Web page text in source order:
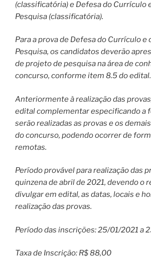
(classificatória) e Defesa do Currículo
Pesquisa (classificatória).
Para a prova de Defesa do Currículo e
Pesquisa, os candidatos deverão
de projeto de pesquisa na área de
concurso, conforme item 8.5 do edital.
Anteriormente à realização das
edital complementar especificando a
serão realizadas as provas e os
do concurso, podendo ocorrer de
remotas.
Período provável para realização das
quinzena de abril de 2021, devendo o
divulgar em edital, as datas, locais e
realização das provas.
Período das inscrições: 25/01/2021 a
Taxa de Inscrição: R$ 88,00